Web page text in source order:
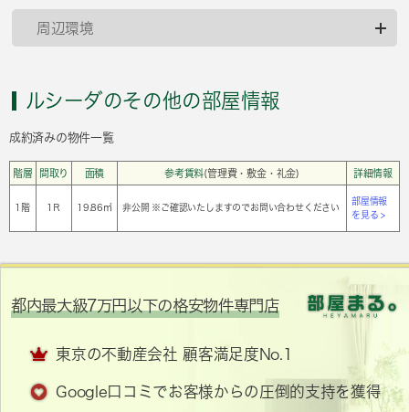
周辺環境
ルシーダのその他の部屋情報
成約済みの物件一覧
階層 間取り 面積 参考賃料(管理費・敷金・礼金) 詳細情報
1階 1Ｒ 19.86㎡ 非公開 ※ご確認いたしますのでお問い合わせください
部屋情報
を見る >
都内最大級7万円以下の格安物件専門店
東京の不動産会社 顧客満足度No.1
Google口コミでお客様からの圧倒的支持を獲得